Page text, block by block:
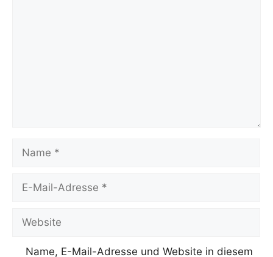
Name
Adresse
Website
Name, E-Mail-Adresse und Website in diesem